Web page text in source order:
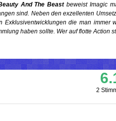
And The Beastbeweist Imagic
sind. Neben den exzellenten
Exklusiventwicklungen die man
haben sollte. Wer auf flotte Action
2